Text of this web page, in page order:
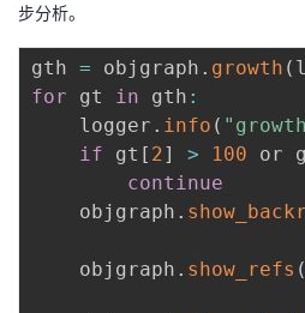
步分析。
gth = objgraph . growth (
for gt in gth :
    logger
. info (
if gt [ 2] > 100 or
continue
    objgraph
.
    objgraph
. show_refs (